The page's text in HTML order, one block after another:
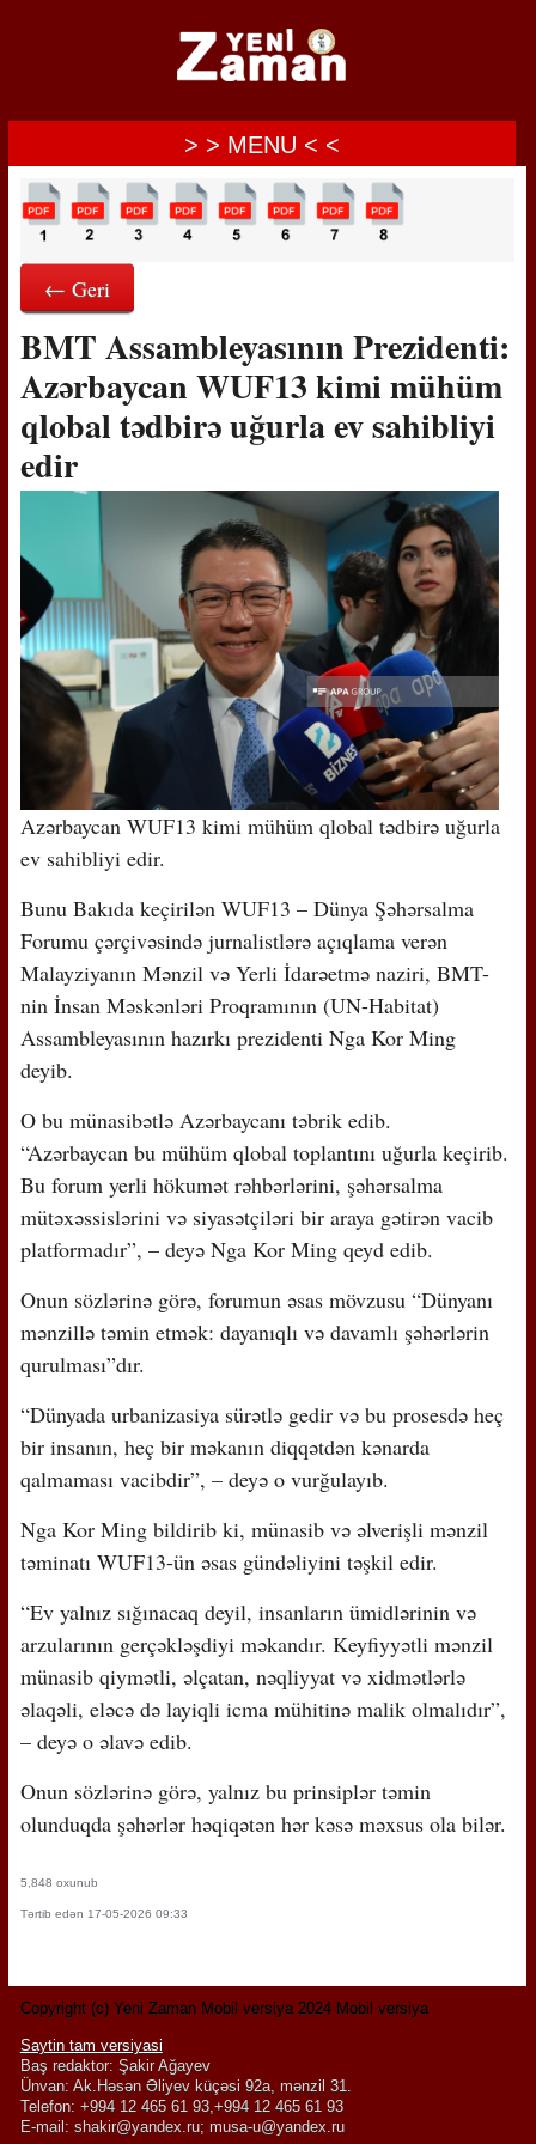
> > MENU < <
← Geri
BMT Assambleyasının Prezidenti:
Azərbaycan WUF13 kimi mühüm
qlobal tədbirə uğurla ev sahibliyi
edir
Azərbaycan WUF13 kimi mühüm qlobal tədbirə uğurla
ev sahibliyi edir.
Bunu Bakıda keçirilən WUF13 – Dünya Şəhərsalma
Forumu çərçivəsində jurnalistlərə açıqlama verən
Malayziyanın Mənzil və Yerli İdarəetmə naziri, BMT-
nin İnsan Məskənləri Proqramının (UN-Habitat)
Assambleyasının hazırkı prezidenti Nga Kor Ming
deyib.
O bu münasibətlə Azərbaycanı təbrik edib.
“Azərbaycan bu mühüm qlobal toplantını uğurla keçirib.
Bu forum yerli hökumət rəhbərlərini, şəhərsalma
mütəxəssislərini və siyasətçiləri bir araya gətirən vacib
platformadır”, – deyə Nga Kor Ming qeyd edib.
Onun sözlərinə görə, forumun əsas mövzusu “Dünyanı
mənzillə təmin etmək: dayanıqlı və davamlı şəhərlərin
qurulması”dır.
“Dünyada urbanizasiya sürətlə gedir və bu prosesdə heç
bir insanın, heç bir məkanın diqqətdən kənarda
qalmaması vacibdir”, – deyə o vurğulayıb.
Nga Kor Ming bildirib ki, münasib və əlverişli mənzil
təminatı WUF13-ün əsas gündəliyini təşkil edir.
“Ev yalnız sığınacaq deyil, insanların ümidlərinin və
arzularının gerçəkləşdiyi məkandır. Keyfiyyətli mənzil
münasib qiymətli, əlçatan, nəqliyyat və xidmətlərlə
əlaqəli, eləcə də layiqli icma mühitinə malik olmalıdır”,
– deyə o əlavə edib.
Onun sözlərinə görə, yalnız bu prinsiplər təmin
olunduqda şəhərlər həqiqətən hər kəsə məxsus ola bilər.
5,848 oxunub
Tərtib edən 17-05-2026 09:33
Copyright (c) Yeni Zaman Mobil versiya 2024 Mobil versiya
Saytin tam versiyasi
Baş redaktor: Şakir Ağayev
Ünvan: Ak.Həsən Əliyev küçəsi 92a, mənzil 31.
Telefon: +994 12 465 61 93,+994 12 465 61 93
E-mail: shakir@yandex.ru; musa-u@yandex.ru